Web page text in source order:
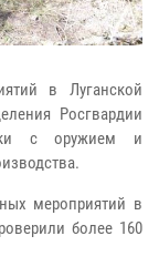
в Луганской
Росгвардии
с оружием и
мероприятий в
более 160